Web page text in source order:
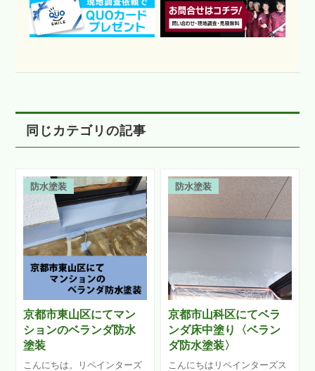
同じカテゴリの記事
防水塗装
京都市東山区にてマン
ションのベランダ防水
塗装
こんにちは。リペインターズ
防水塗装
京都市山科区にてベラ
ンダ床中塗り〈ベラン
ダ防水塗装〉
こんにちはリペインターズス